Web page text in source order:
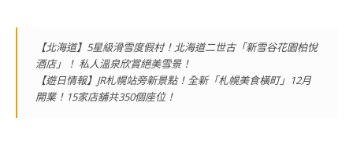
【北海道】5星級滑雪度假村！北海道二世古「新雪谷花園柏悅
酒店」！ 私人溫泉欣賞絕美雪景！
【遊日情報】JR札幌站旁新景點！全新「札幌美食橫町」12月
開業！15家店舖共350個座位！